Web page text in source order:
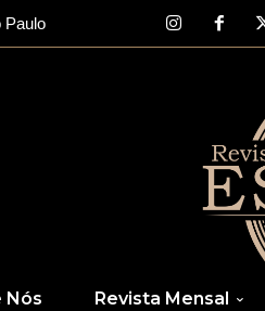
Paulo
Nós Revista Mensal